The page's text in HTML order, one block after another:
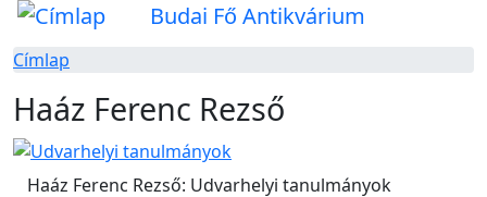
Budai Fő Antikvárium
Címlap
Haáz Ferenc Rezső
Haáz Ferenc Rezső: Udvarhelyi tanulmányok